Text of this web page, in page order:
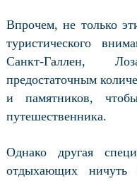
Впрочем, не только
туристического
Санкт-Галлен,
предостаточным
и памятников,
путешественника.
Однако другая
отдыхающих